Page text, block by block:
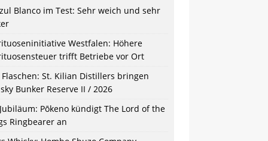
Blanco im Test: Sehr weich und sehr
Westfalen: Höhere
trifft Betriebe vor Ort
Flaschen: St. Kilian Distillers bringen
Bunker Reserve II / 2026
Pōkeno kündigt The Lord of the
Ringbearer an